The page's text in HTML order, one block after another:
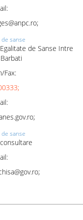
de Sanse Intre
Fax: